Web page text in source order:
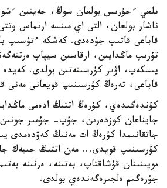
ىلعي ءجۇرىس بولعان سوڭ، جەيتىن
ناشار بولعان، التى اي مىنسە ارىماس
قاباعى قاتىپ جۇدەدى. كەشكە ءتۇسىپ
تۇرىپ ماڭدايىن، ارقاسىن سيپاپ
يىسكەپ، اۋىر كۇرسىنەتىن بولدى. كەيدە
قاباعى، تەرەڭ كۇرسىنىپ قويعانى مەنى
كۇندەگىدەي، كۇرەڭ اتتىڭ ادەمى
جايناعان كوزدەرىن، جۇپ- جۇمىر
جاتقانىمدا كۇرەڭ ات مەنىڭ كەۋدەمدى
كۇرسىنىپ قويدى... مەن اتتىڭ جىبەك
مويىنىنان قۇشاقتاپ، بەتىنە، ەرنىنە
جۇرەگىم ەلجىرەگەندەي بولدى.